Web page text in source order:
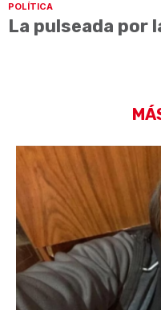
POLÍTICA
La pulseada por